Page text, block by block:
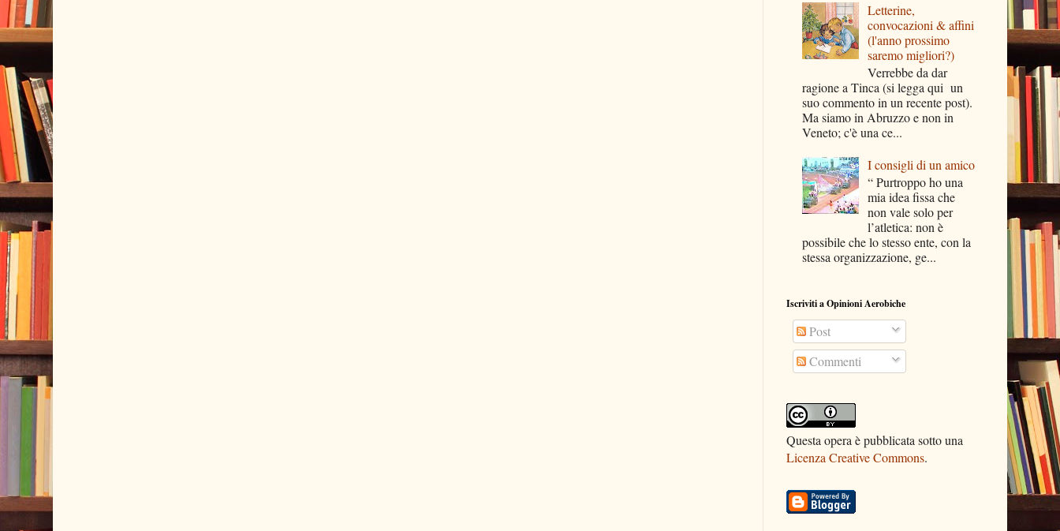
Letterine,
convocazioni & affini
(l'anno prossimo
saremo migliori?)
Verrebbe da dar
ragione a Tinca (si legga qui un
suo commento in un recente post).
Ma siamo in Abruzzo e non in
Veneto; c'è una ce...
I consigli di un amico
“ Purtroppo ho una
mia idea fissa che
non vale solo per
l’atletica: non è
possibile che lo stesso ente, con la
stessa organizzazione, ge...
Iscriviti a Opinioni Aerobiche
Post
Commenti
Questa opera è pubblicata sotto una
Licenza Creative Commons.